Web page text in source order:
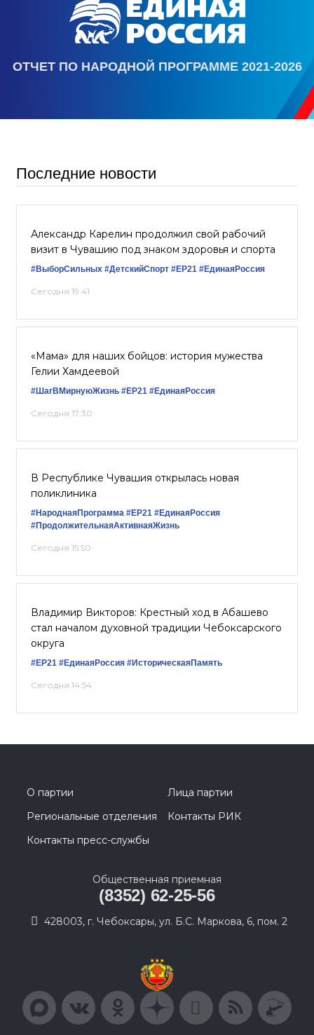
ОТЧЕТ ПО НАРОДНОЙ ПРОГРАММЕ 2021-2026
Последние новости
Александр Карелин продолжил свой рабочий
визит в Чувашию под знаком здоровья и спорта
#ВыборСильных #ДетскийСпорт #ЕР21 #‎ЕдинаяРоссия
Сегодня 19:41
«Мама» для наших бойцов: история мужества
Гелии Хамдеевой
#ШагВМирнуюЖизнь #ЕР21 #ЕдинаяРоссия
Сегодня 17:30
В Республике Чувашия открылась новая
поликлиника
#НароднаяПрограмма #ЕР21 #ЕдинаяРоссия
#ПродолжительнаяАктивнаяЖизнь
Сегодня 15:50
Владимир Викторов: Крестный ход в Абашево
стал началом духовной традиции Чебоксарского
округа
#ЕР21 #‎ЕдинаяРоссия #ИсторическаяПамять
Сегодня 14:54
О партии
Лица партии
Региональные отделения
Контакты РИК
Контакты пресс-службы
Общественная приемная
(8352) 62-25-56
428003, г. Чебоксары, ул. Б.С. Маркова, 6, пом. 2